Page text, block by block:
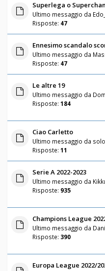
Superlega o
Ultimo messaggio da
Risposte: 47
Ennesimo scandalo
Ultimo messaggio da
Risposte: 47
Le altre 19
Ultimo messaggio da
Risposte: 184
Ciao Carletto
Ultimo messaggio da
Risposte: 11
Serie A 2022-2023
Ultimo messaggio da
Risposte: 935
Champions League
Ultimo messaggio da
Risposte: 390
Europa League 2022/